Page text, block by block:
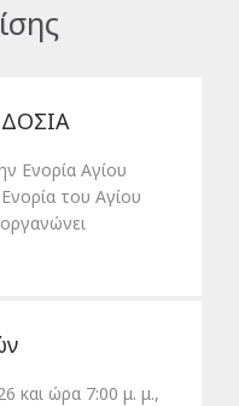
Ενορία Αγίου
του Αγίου
και ώρα 7:00 μ. μ.,